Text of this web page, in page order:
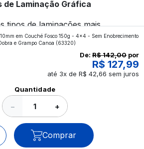
de Laminação Gráfica
tipos de laminações mais
da gráfica FuturaIM? Então,
vamos revelar para você!
em Couché Fosco 150g - 4x4 - Sem Enobrecimento
e Grampo Canoa (63320)
De: R$ 142,00 por
R$ 127,99
até 3x de R$ 42,66 sem juros
Quantidade
− +
Comprar